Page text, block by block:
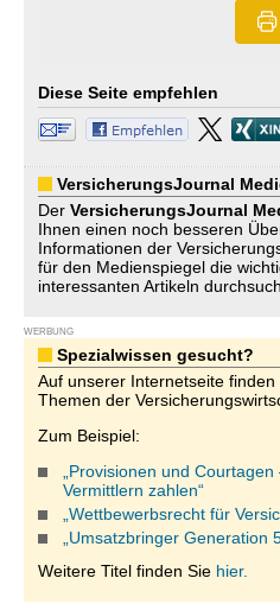
Diese Seite empfehlen
VersicherungsJournal
Der VersicherungsJournal
Ihnen einen noch besseren
Informationen der
für den Medienspiegel die
interessanten Artikeln
WERBUNG
Spezialwissen gesucht?
Auf unserer Internetseite
Themen der
Zum Beispiel:
„Provisionen und
Vermittlern zahlen“
„Wettbewerbsrecht für
„Umsatzbringer Generation
Weitere Titel finden Sie hier.